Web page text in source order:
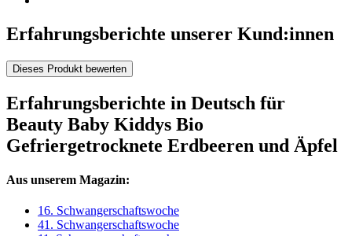
Erfahrungsberichte unserer Kund:innen
Dieses Produkt bewerten
Erfahrungsberichte in Deutsch für
Beauty Baby Kiddys Bio
Gefriergetrocknete Erdbeeren und Äpfel
Aus unserem Magazin:
16. Schwangerschaftswoche
41. Schwangerschaftswoche